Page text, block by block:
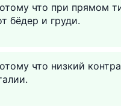
что при прямом
бёдер и груди.
что низкий